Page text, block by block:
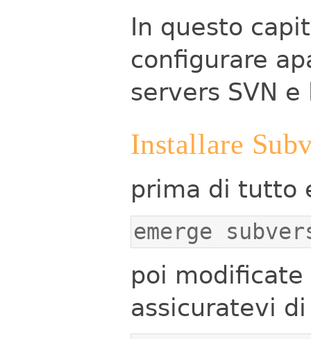
In questo
configurare
servers SVN
Installare
prima di tutto
emerge
poi modificate
assicuratevi